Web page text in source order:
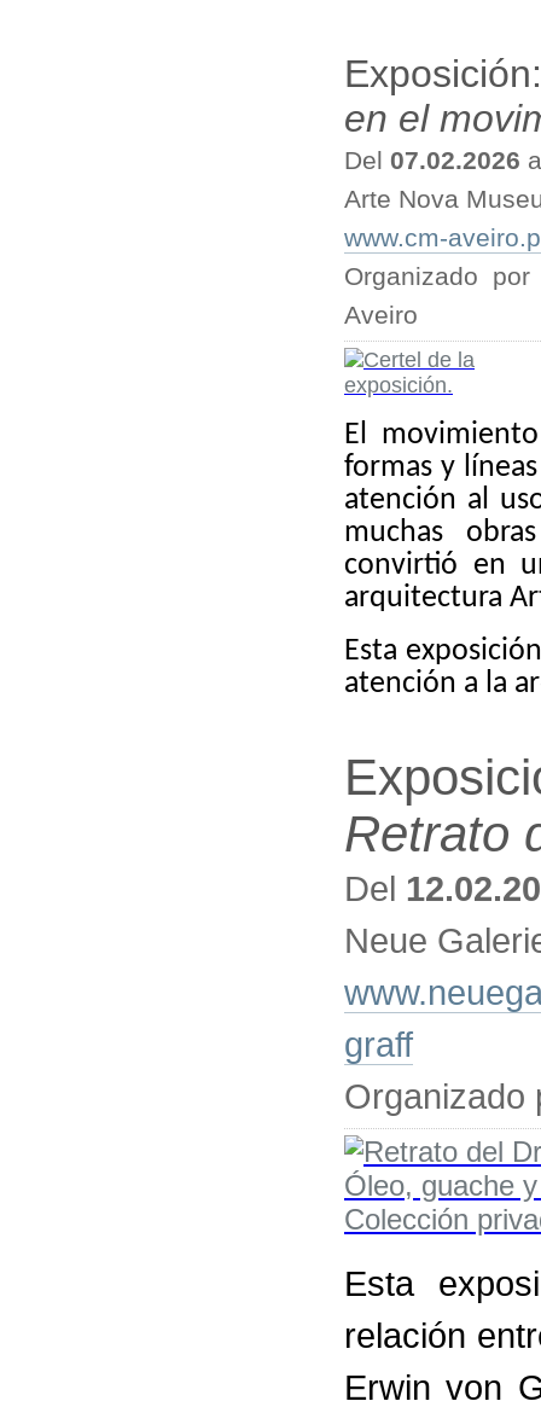
en el
Del 07.02.2026
Arte Nova
www.cm-
Organizado
Aveiro
El
formas y
atención al
muchas
convirtió en
arquitectura
Esta
atención a la
Retrato
Del
Neue
graff
Organizado
Esta
relación
Erwin von